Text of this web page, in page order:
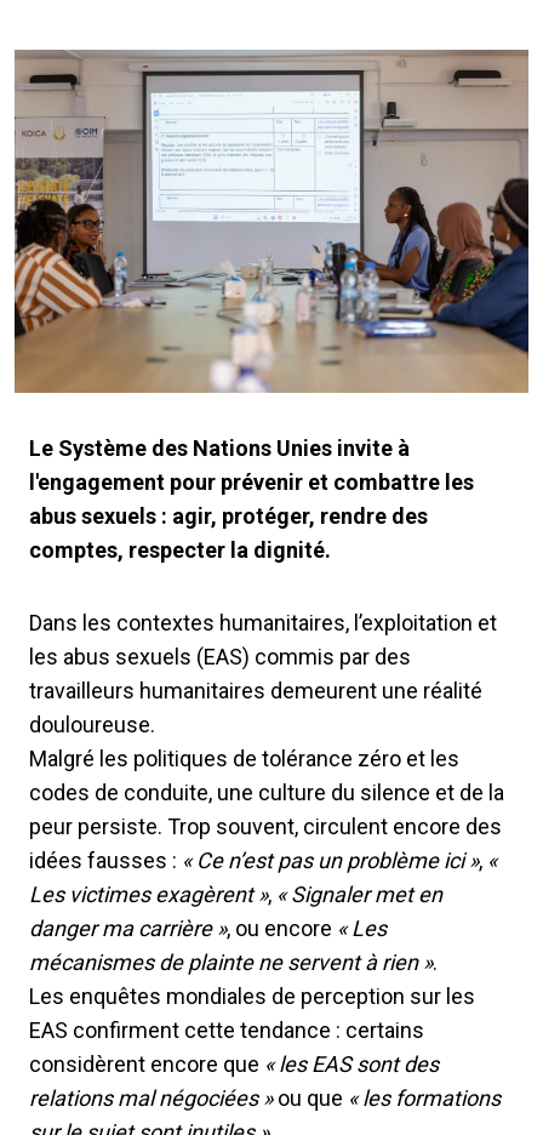
Le Système des Nations Unies invite à
l'engagement pour prévenir et combattre les
abus sexuels : agir, protéger, rendre des
comptes, respecter la dignité.
Dans les contextes humanitaires, l’exploitation et
les abus sexuels (EAS) commis par des
travailleurs humanitaires demeurent une réalité
douloureuse.
Malgré les politiques de tolérance zéro et les
codes de conduite, une culture du silence et de la
peur persiste. Trop souvent, circulent encore des
idées fausses : « Ce n’est pas un problème ici », «
Les victimes exagèrent », « Signaler met en
danger ma carrière », ou encore « Les
mécanismes de plainte ne servent à rien ».
Les enquêtes mondiales de perception sur les
EAS confirment cette tendance : certains
considèrent encore que « les EAS sont des
relations mal négociées »ou que « les formations